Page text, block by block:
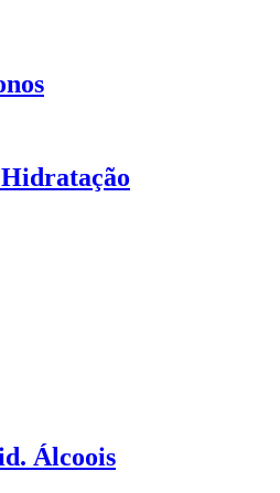
Álcoois